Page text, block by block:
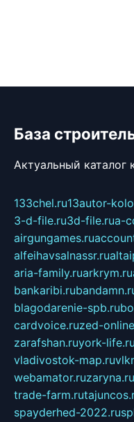
База
Актуальный каталог
133chel.ru13autor-
3-d-file.ru3d-file.rua-
airgungames.ru
alfeihavsalnassr.ru
aria-family.ruarkrym.ru
bankaribi.ru
blagodarenie-spb.ru
cardvoice.ruzed-
zarafshan.ruyork-life.ru
vladivostok-map.ru
webamator.ruzaryna.ru
trade-farm.ru
spayderhed-2022.ru